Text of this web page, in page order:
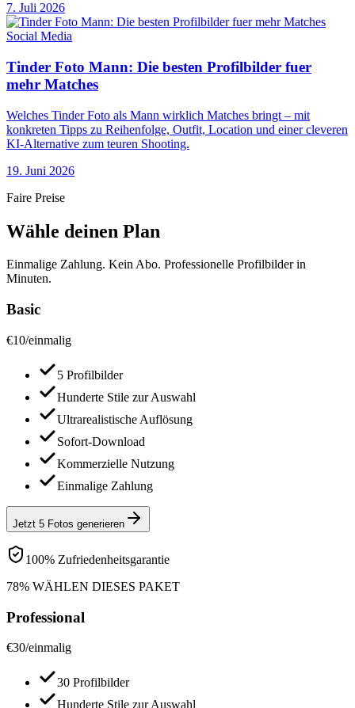
7. Juli 2026
Social Media
Tinder Foto Mann: Die besten Profilbilder fuer
mehr Matches
Welches Tinder Foto als Mann wirklich Matches bringt – mit
konkreten Tipps zu Reihenfolge, Outfit, Location und einer cleveren
KI-Alternative zum teuren Shooting.
19. Juni 2026
Faire Preise
Wähle deinen Plan
Einmalige Zahlung. Kein Abo. Professionelle Profilbilder in
Minuten.
Basic
€10/einmalig
5 Profilbilder
Hunderte Stile zur Auswahl
Ultrarealistische Auflösung
Sofort-Download
Kommerzielle Nutzung
Einmalige Zahlung
Jetzt 5 Fotos generieren
100% Zufriedenheitsgarantie
78% WÄHLEN DIESES PAKET
Professional
€30/einmalig
30 Profilbilder
Hunderte Stile zur Auswahl